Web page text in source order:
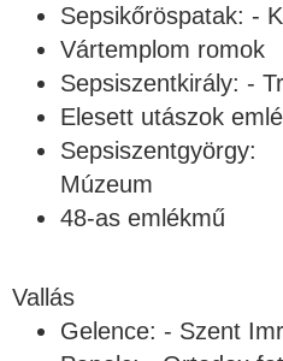
Sepsikőröspatak: -
Vártemplom romok
Sepsiszentkirály: -
Elesett utászok
Múzeum
48-as emlékmű
Vallás
Gelence: - Szent